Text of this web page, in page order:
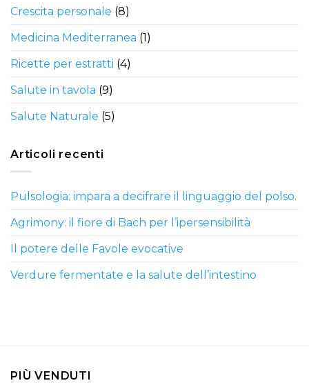
Crescita personale (8)
Medicina Mediterranea (1)
Ricette per estratti (4)
Salute in tavola (9)
Salute Naturale (5)
Articoli recenti
Pulsologia: impara a decifrare il linguaggio del polso.
Agrimony: il fiore di Bach per l’ipersensibilità
Il potere delle Favole evocative
Verdure fermentate e la salute dell’intestino
PIÙ VENDUTI